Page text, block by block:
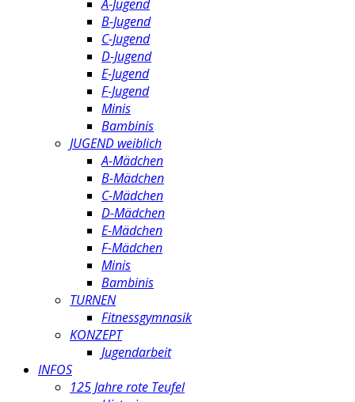
A-Jugend
B-Jugend
C-Jugend
D-Jugend
E-Jugend
F-Jugend
Minis
Bambinis
JUGEND weiblich
A-Mädchen
B-Mädchen
C-Mädchen
D-Mädchen
E-Mädchen
F-Mädchen
Minis
Bambinis
TURNEN
Fitnessgymnasik
KONZEPT
Jugendarbeit
INFOS
125 Jahre rote Teufel